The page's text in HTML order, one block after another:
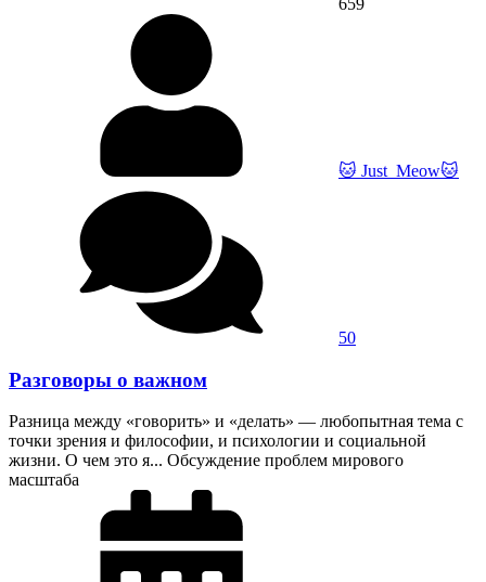
🐱 Just_Meow🐱
50
Разговоры о важном
Разница между «говорить» и «делать» — любопытная тема с
точки зрения и философии, и психологии и социальной
жизни. О чем это я... Обсуждение проблем мирового
масштаба